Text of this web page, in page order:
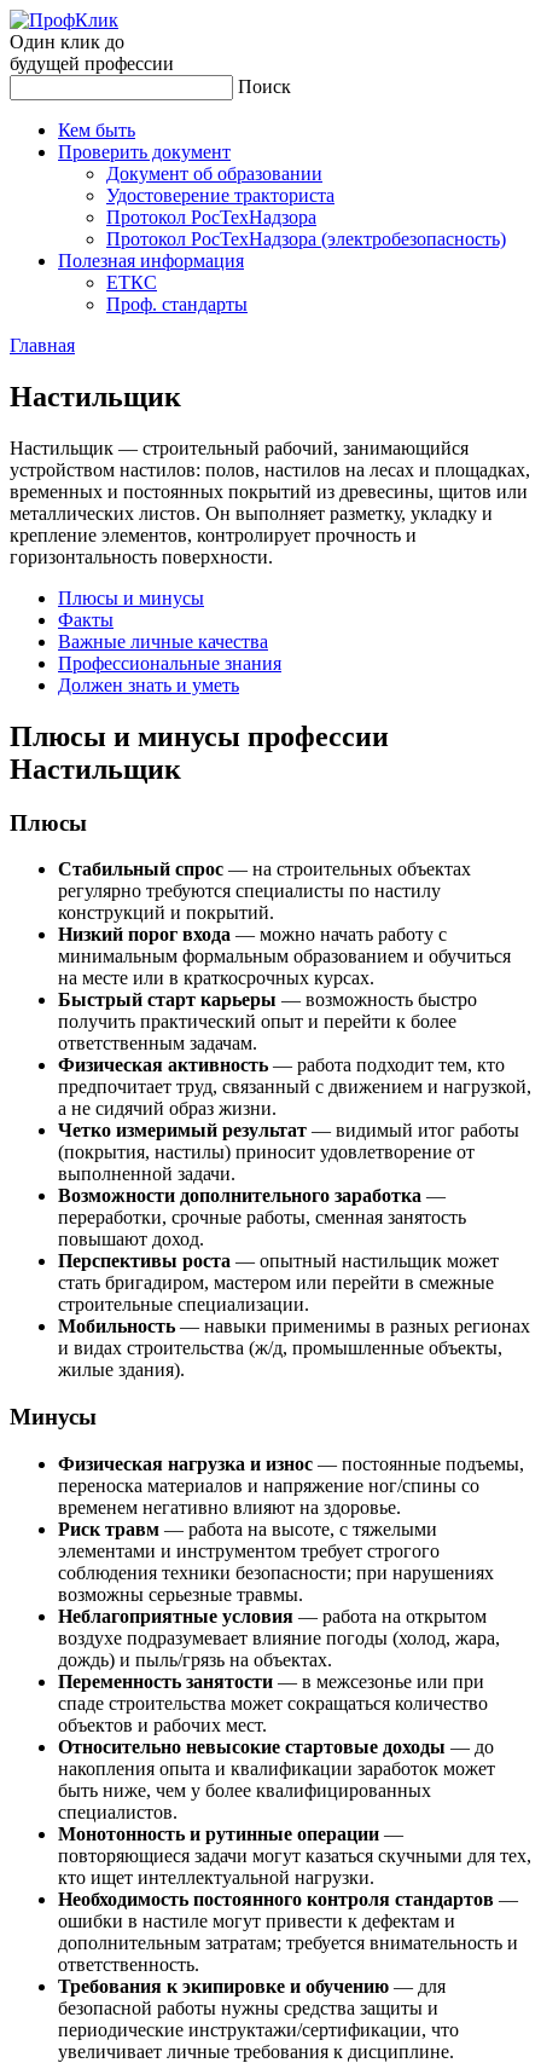
Один клик до
будущей профессии
Поиск
Кем быть
Проверить документ
Документ об образовании
Удостоверение тракториста
Протокол РосТехНадзора
Протокол РосТехНадзора (электробезопасность)
Полезная информация
ЕТКС
Проф. стандарты
Главная
Нас­тиль­щик
Настильщик — строительный рабочий, занимающийся
устройством настилов: полов, настилов на лесах и площадках,
временных и постоянных покрытий из древесины, щитов или
металлических листов. Он выполняет разметку, укладку и
крепление элементов, контролирует прочность и
горизонтальность поверхности.
Плюсы и минусы
Факты
Важные личные качества
Профессиональные знания
Должен знать и уметь
Плюсы и минусы профессии
Настильщик
Плюсы
Стабильный спрос — на строительных объектах
регулярно требуются специалисты по настилу
конструкций и покрытий.
Низкий порог входа — можно начать работу с
минимальным формальным образованием и обучиться
на месте или в краткосрочных курсах.
Быстрый старт карьеры — возможность быстро
получить практический опыт и перейти к более
ответственным задачам.
Физическая активность — работа подходит тем, кто
предпочитает труд, связанный с движением и нагрузкой,
а не сидячий образ жизни.
Четко измеримый результат — видимый итог работы
(покрытия, настилы) приносит удовлетворение от
выполненной задачи.
Возможности дополнительного заработка —
переработки, срочные работы, сменная занятость
повышают доход.
Перспективы роста — опытный настильщик может
стать бригадиром, мастером или перейти в смежные
строительные специализации.
Мобильность — навыки применимы в разных регионах
и видах строительства (ж/д, промышленные объекты,
жилые здания).
Минусы
Физическая нагрузка и износ — постоянные подъемы,
переноска материалов и напряжение ног/спины со
временем негативно влияют на здоровье.
Риск травм — работа на высоте, с тяжелыми
элементами и инструментом требует строгого
соблюдения техники безопасности; при нарушениях
возможны серьезные травмы.
Неблагоприятные условия — работа на открытом
воздухе подразумевает влияние погоды (холод, жара,
дождь) и пыль/грязь на объектах.
Переменность занятости — в межсезонье или при
спаде строительства может сокращаться количество
объектов и рабочих мест.
Относительно невысокие стартовые доходы — до
накопления опыта и квалификации заработок может
быть ниже, чем у более квалифицированных
специалистов.
Монотонность и рутинные операции —
повторяющиеся задачи могут казаться скучными для тех,
кто ищет интеллектуальной нагрузки.
Необходимость постоянного контроля стандартов —
ошибки в настиле могут привести к дефектам и
дополнительным затратам; требуется внимательность и
ответственность.
Требования к экипировке и обучению — для
безопасной работы нужны средства защиты и
периодические инструктажи/сертификации, что
увеличивает личные требования к дисциплине.